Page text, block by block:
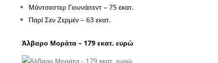
Μάντσεστερ Γιουνάιτεντ – 75 εκατ.
Παρί Σεν Ζερμέν – 63 εκατ.
Άλβαρο Μοράτα – 179 εκατ. ευρώ